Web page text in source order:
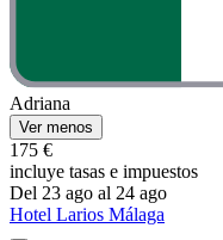
Adriana
Ver menos
175 €
incluye tasas e impuestos
Del 23 ago al 24 ago
Hotel Larios Málaga